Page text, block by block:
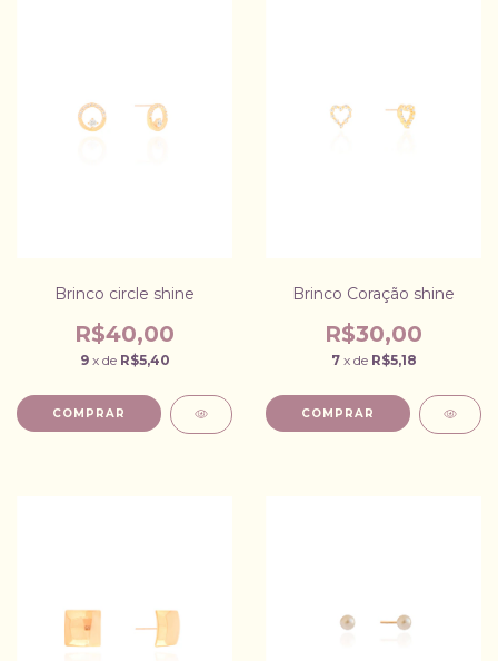
Brinco circle shine
R$40,00
9 x de R$5,40
Brinco Coração shine
R$30,00
7 x de R$5,18